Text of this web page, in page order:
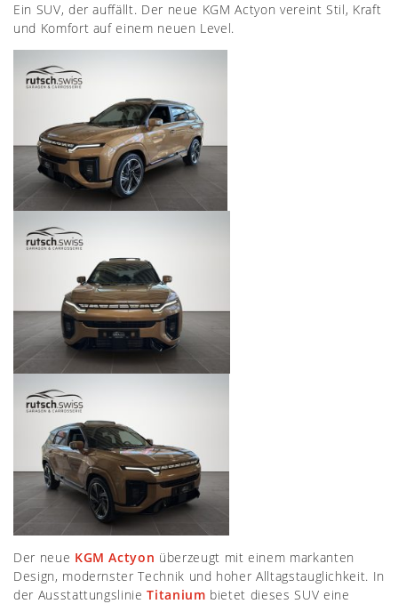
Ein SUV, der auffällt. Der neue KGM Actyon vereint Stil, Kraft
und Komfort auf einem neuen Level.
Der neue KGM Actyon überzeugt mit einem markanten
Design, modernster Technik und hoher Alltagstauglichkeit. In
der AusstattungslinieTitanium bietet dieses SUV eine